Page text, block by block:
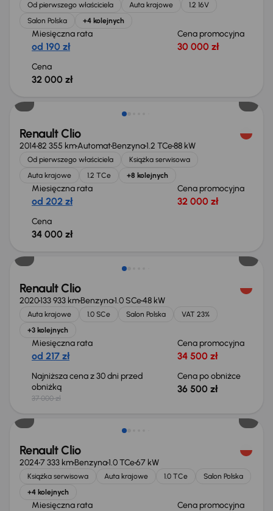
Od pierwszego właściciela Auta krajowe
1.2 16V
Salon Polska
+4 kolejnych
Miesięczna rata
od 190 zł
Cena promocyjna
30 000 zł
Cena
32 000 zł
Renault Clio
201482 355 kmAutomatBenzyna1.2 TCe88 kW
Od pierwszego właściciela
Książka serwisowa
Auta krajowe
1.2 TCe +8 kolejnych
Miesięczna rata
od 202 zł
Cena promocyjna
32 000 zł
Cena
34 000 zł
Renault Clio
2020133 933 kmBenzyna1.0 SCe48 kW
Auta krajowe 1.0 SCe Salon Polska
VAT 23%
+3 kolejnych
Miesięczna rata
od 217 zł
Cena promocyjna
34 500 zł
Najniższa cena z 30 dni przed
obniżką
37 000 zł
Cena po obniżce
36 500 zł
Od nowego taniej o 20 000 zł
Renault Clio
20247 333 kmBenzyna1.0 TCe67 kW
Książka serwisowa Auta krajowe 1.0 TCe
Salon Polska
+4 kolejnych
Miesięczna rata Cena promocyjna